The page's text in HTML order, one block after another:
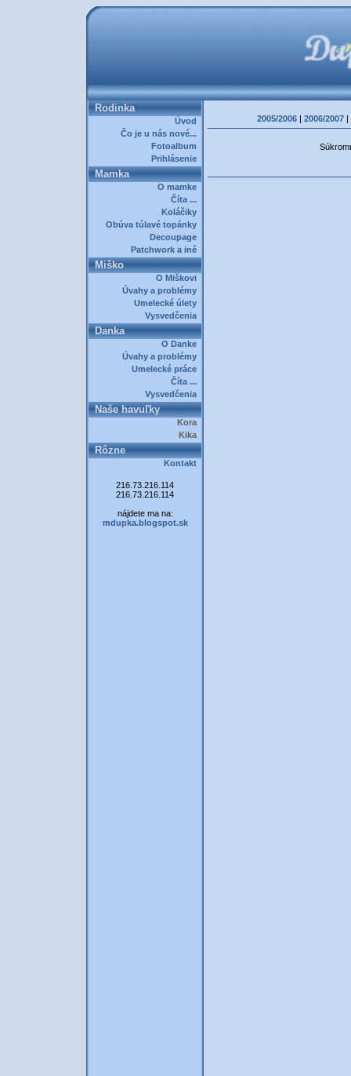
Rodinka
Úvod
Čo je u nás nové...
Fotoalbum
Prihlásenie
Mamka
O mamke
Číta ...
Koláčiky
Obúva túlavé topánky
Decoupage
Patchwork a iné
Miško
O Miškovi
Úvahy a problémy
Umelecké úlety
Vysvedčenia
Danka
O Danke
Úvahy a problémy
Umelecké práce
Číta ...
Vysvedčenia
Naše havuľky
Kora
Kika
Rôzne
Kontakt
216.73.216.114
216.73.216.114
nájdete ma na:
mdupka.blogspot.sk
2005/2006 | 2006/2007 |